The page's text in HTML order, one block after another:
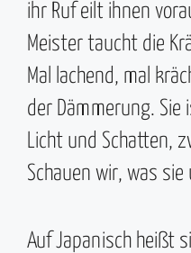
ihr Ruf eilt ihnen
Meister taucht die
Mal lachend, mal
der Dämmerung. Sie
Licht und Schatten,
Schauen wir, was
Auf Japanisch heißt